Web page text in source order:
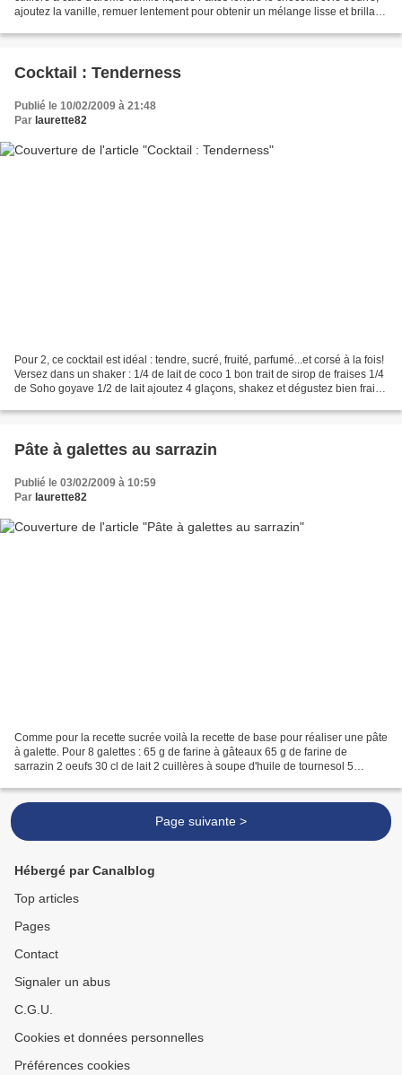
ajoutez la vanille, remuer lentement pour obtenir un mélange lisse et brillant.
Cocktail : Tenderness
Publié le 10/02/2009 à 21:48
Par laurette82
Pour 2, ce cocktail est idéal : tendre, sucré, fruité, parfumé...et corsé à la fois!
Versez dans un shaker : 1/4 de lait de coco 1 bon trait de sirop de fraises 1/4
de Soho goyave 1/2 de lait ajoutez 4 glaçons, shakez et dégustez bien frais
Pâte à galettes au sarrazin
Publié le 03/02/2009 à 10:59
Par laurette82
Comme pour la recette sucrée voilà la recette de base pour réaliser une pâte
à galette. Pour 8 galettes : 65 g de farine à gâteaux 65 g de farine de
sarrazin 2 oeufs 30 cl de lait 2 cuillères à soupe d'huile de tournesol 5
Page suivante >
Hébergé par Canalblog
Top articles
Pages
Contact
Signaler un abus
C.G.U.
Cookies et données personnelles
Préférences cookies